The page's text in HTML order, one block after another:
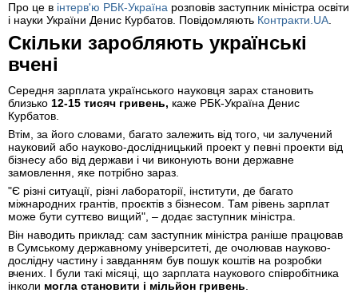
Про це в інтерв'ю РБК-Україна розповів заступник міністра освіти
і науки України Денис Курбатов. Повідомляють Контракти.UA
Скільки заробляють українські
вчені
Середня зарплата українського науковця зарах становить
близько 12-15 тисяч гривень, каже РБК-Україна Денис
Курбатов.
Втім, за його словами, багато залежить від того, чи залучений
науковий або науково-дослідницький проект у певні проекти від
бізнесу або від держави і чи виконують вони державне
замовлення, яке потрібно зараз.
"Є різні ситуації, різні лабораторії, інститути, де багато
міжнародних грантів, проєктів з бізнесом. Там рівень зарплат
може бути суттєво вищий", – додає заступник міністра.
Він наводить приклад: сам заступник міністра раніше працював
в Сумському державному університеті, де очолював науково-
дослідну частину і завданням був пошук коштів на розробки
вчених. І були такі місяці, що зарплата наукового співробітника
інколи могла становити і мільйон гривень